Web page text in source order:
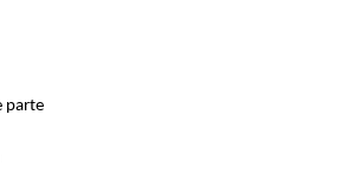
parte